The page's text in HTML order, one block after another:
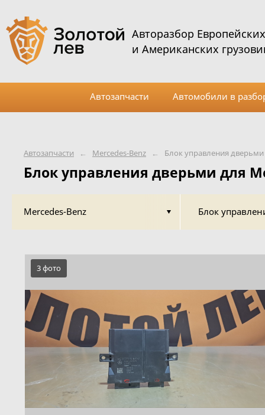
Автозапчасти ← Mercedes-Benz ← Блок управления дверьми
Блок управления дверьми для
Mercedes-Benz Блок
3 фото
Авторазбор Европейских
и Американских
Автозапчасти Автомобили в